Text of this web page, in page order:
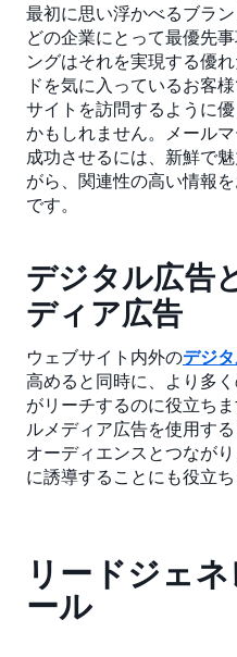
最初に思い浮かべるブラ
どの企業にとって最優先
ングはそれを実現する優
ドを気に入っているお客
サイトを訪問するように
かもしれません。メール
成功させるには、新鮮で
がら、関連性の高い情報
です。
デジタル広告
ディア広告
ウェブサイト内外のデジ
高めると同時に、より多
がリーチするのに役立ち
ルメディア広告を使用す
オーディエンスとつなが
に誘導することにも役立ち
リードジェ
ール